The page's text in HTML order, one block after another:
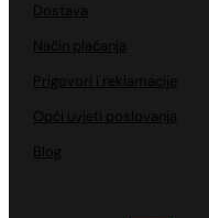
Dostava
Način plaćanja
Prigovori i reklamacije
Opći uvjeti poslovanja
Blog